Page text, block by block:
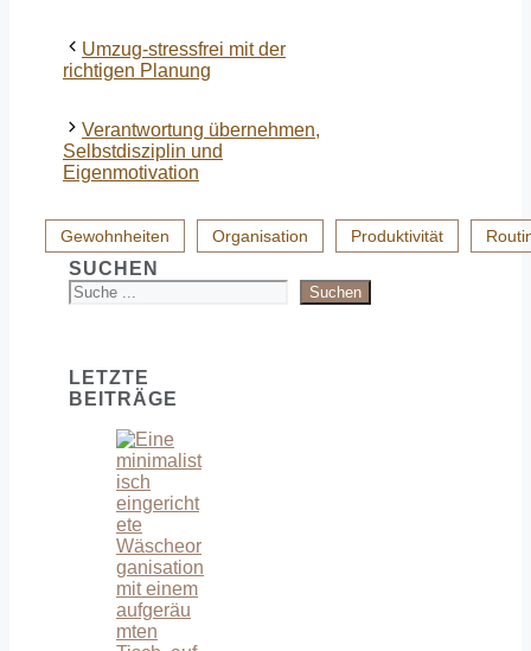
Umzug-stressfrei mit der
richtigen Planung
Verantwortung übernehmen,
Selbstdisziplin und
Eigenmotivation
Gewohnheiten Organisation Produktivität
SUCHEN
Suchen
LETZTE
BEITRÄGE